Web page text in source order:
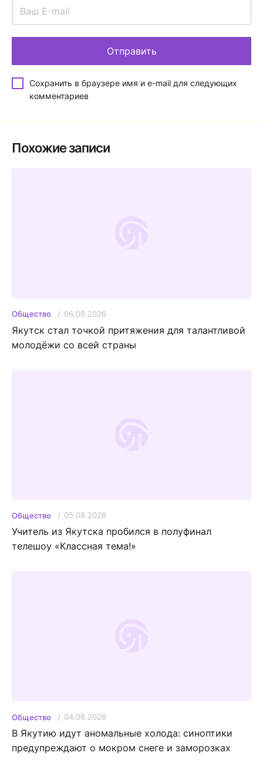
Сохранить в браузере имя и e-mail для следующих
комментариев
Похожие записи
Общество 06.08.2026
Якутск стал точкой притяжения для талантливой
молодёжи со всей страны
Общество 05.08.2026
Учитель из Якутска пробился в полуфинал
телешоу «Классная тема!»
Общество 04.08.2026
В Якутию идут аномальные холода: синоптики
предупреждают о мокром снеге и заморозках